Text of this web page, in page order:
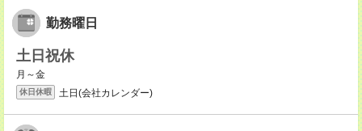
勤務曜日
土日祝休
月～金
休日休暇 土日(会社カレンダー)